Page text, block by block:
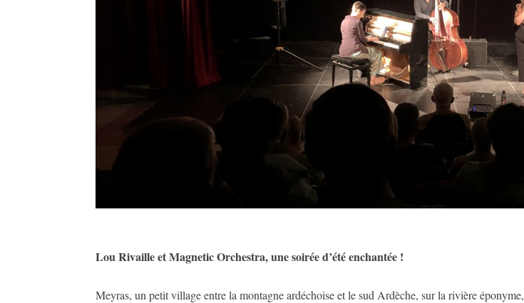
Lou Rivaille et Magnetic Orchestra, une soirée d’été enchantée !
Meyras, un petit village entre la montagne ardéchoise et le sud Ardèche, sur la rivière éponyme,